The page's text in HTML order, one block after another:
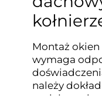
Montaż
wymaga
należy